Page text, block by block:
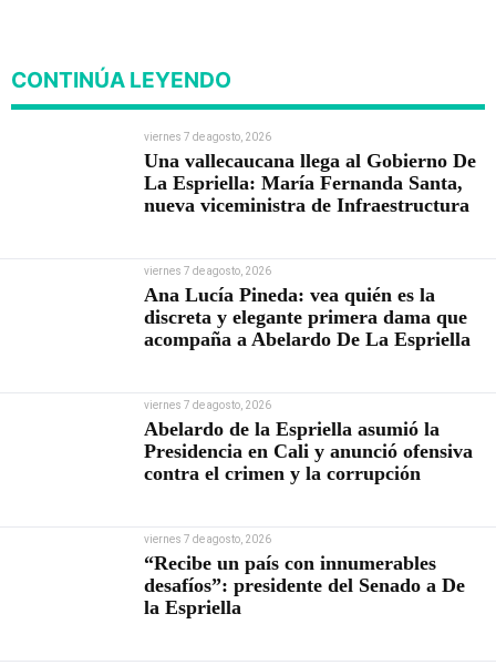
CONTINÚA LEYENDO
viernes 7 de agosto, 2026
Una vallecaucana llega al Gobierno De
La Espriella: María Fernanda Santa,
nueva viceministra de Infraestructura
viernes 7 de agosto, 2026
Ana Lucía Pineda: vea quién es la
discreta y elegante primera dama que
acompaña a Abelardo De La Espriella
viernes 7 de agosto, 2026
Abelardo de la Espriella asumió la
Presidencia en Cali y anunció ofensiva
contra el crimen y la corrupción
viernes 7 de agosto, 2026
“Recibe un país con innumerables
desafíos”: presidente del Senado a De
la Espriella